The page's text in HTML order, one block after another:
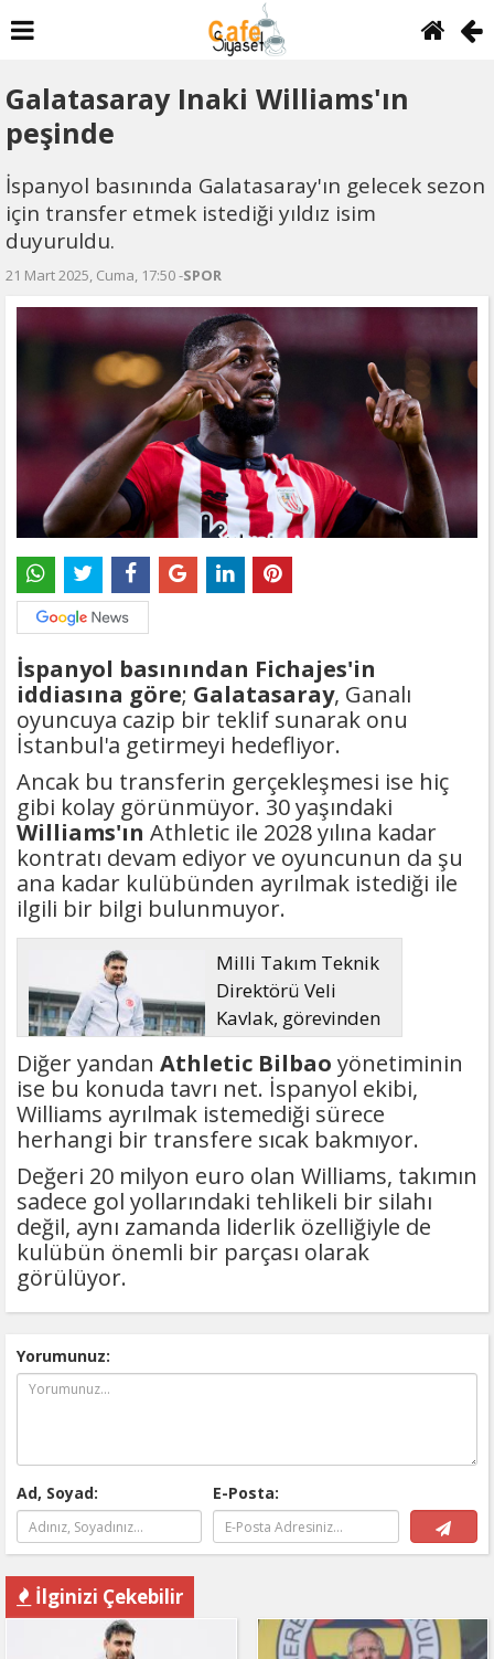
Galatasaray Inaki Williams'ın
peşinde
İspanyol basınında Galatasaray'ın gelecek sezon
için transfer etmek istediği yıldız isim
duyuruldu.
21 Mart 2025, Cuma, 17:50 -SPOR
İspanyol basınından Fichajes'in
iddiasına göre; Galatasaray, Ganalı
oyuncuya cazip bir teklif sunarak onu
İstanbul'a getirmeyi hedefliyor.
Ancak bu transferin gerçekleşmesi ise hiç
gibi kolay görünmüyor. 30 yaşındaki
Williams'ın Athletic ile 2028 yılına kadar
kontratı devam ediyor ve oyuncunun da şu
ana kadar kulübünden ayrılmak istediği ile
ilgili bir bilgi bulunmuyor.
Milli Takım Teknik
Direktörü Veli
Kavlak, görevinden
ayrıldı
Diğer yandan Athletic Bilbao yönetiminin
ise bu konuda tavrı net. İspanyol ekibi,
Williams ayrılmak istemediği sürece
herhangi bir transfere sıcak bakmıyor.
Değeri 20 milyon euro olan Williams, takımın
sadece gol yollarındaki tehlikeli bir silahı
değil, aynı zamanda liderlik özelliğiyle de
kulübün önemli bir parçası olarak
görülüyor.
Yorumunuz:
Ad, Soyad: E-Posta:
İlginizi Çekebilir